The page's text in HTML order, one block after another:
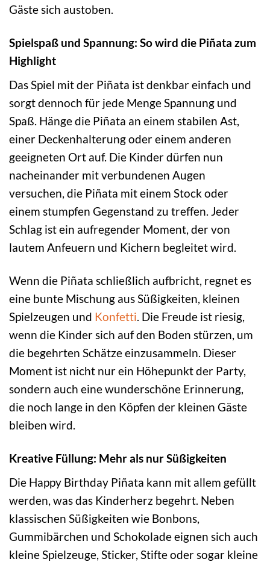
Gäste sich austoben.
Spielspaß und Spannung: So wird die Piñata zum
Highlight
Das Spiel mit der Piñata ist denkbar einfach und
sorgt dennoch für jede Menge Spannung und
Spaß. Hänge die Piñata an einem stabilen Ast,
einer Deckenhalterung oder einem anderen
geeigneten Ort auf. Die Kinder dürfen nun
nacheinander mit verbundenen Augen
versuchen, die Piñata mit einem Stock oder
einem stumpfen Gegenstand zu treffen. Jeder
Schlag ist ein aufregender Moment, der von
lautem Anfeuern und Kichern begleitet wird.
Wenn die Piñata schließlich aufbricht, regnet es
eine bunte Mischung aus Süßigkeiten, kleinen
Spielzeugen und Konfetti. Die Freude ist riesig,
wenn die Kinder sich auf den Boden stürzen, um
die begehrten Schätze einzusammeln. Dieser
Moment ist nicht nur ein Höhepunkt der Party,
sondern auch eine wunderschöne Erinnerung,
die noch lange in den Köpfen der kleinen Gäste
bleiben wird.
Kreative Füllung: Mehr als nur Süßigkeiten
Die Happy Birthday Piñata kann mit allem gefüllt
werden, was das Kinderherz begehrt. Neben
klassischen Süßigkeiten wie Bonbons,
Gummibärchen und Schokolade eignen sich auch
kleine Spielzeuge, Sticker, Stifte oder sogar kleine